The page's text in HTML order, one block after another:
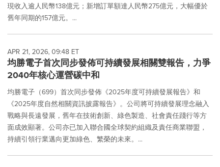
現收入逾人民幣138億元；新增訂單額達人民幣275億元，大幅優於
舊年同期的157億元。...
APR 21, 2026, 09:48 ET
均勝電子首次同步發佈可持續發展相關雙報告，力爭
2040年核心運營碳中和
均勝電子（699）首次同步發佈《2025年度可持續發展報告》和
《2025年度自然相關資訊披露報告》。公司將可持續發展理念融入
戰略與長遠發展，舊年在技術創新、綠色製造、社會責任踐行等方
面成效顯著。公司亦已加入聯合國全球契約組織及責任商業聯盟，
持續引領行業邁向更加綠色、繁榮的未來。...